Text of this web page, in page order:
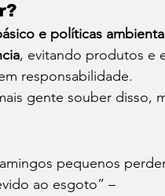
e políticas
, evitando produtos e
responsabilidade.
gente souber disso,
pequenos
ao esgoto” –